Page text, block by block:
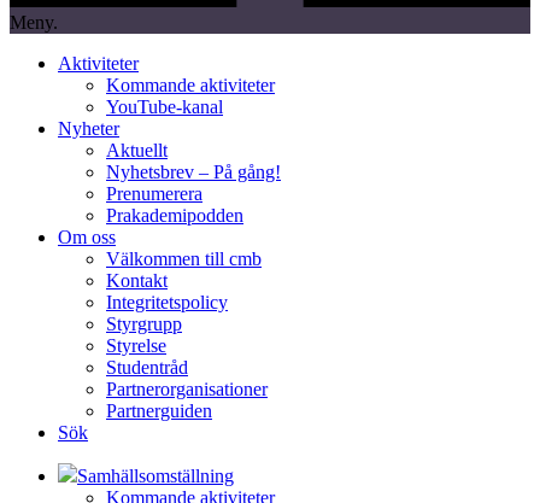
Meny.
Aktiviteter
Kommande aktiviteter
YouTube-kanal
Nyheter
Aktuellt
Nyhetsbrev – På gång!
Prenumerera
Prakademipodden
Om oss
Välkommen till cmb
Kontakt
Integritetspolicy
Styrgrupp
Styrelse
Studentråd
Partnerorganisationer
Partnerguiden
Sök
Samhällsomställning
Kommande aktiviteter